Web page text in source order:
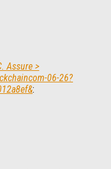
Assure >
06-26?
: